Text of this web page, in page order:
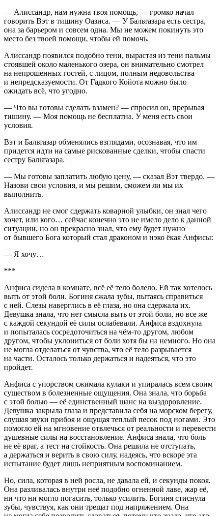
— Алиссандр, нам нужна твоя помощь, — громко начал
говорить Вэт в тишину Оазиса. — У Бальтазара есть сестра,
она за барьером и совсем одна. Мы не можем покинуть это
место без твоей помощи, чтобы ей помочь.
Алиссандр появился подобно тени, вырастая из тени пальмы
стоявшей около маленького озера, он внимательно смотрел
на непрошенных гостей, с лицом, полным недовольства
и непредсказуемости. От Гадкого Койота можно было
ожидать всё, что угодно.
— Что вы готовы сделать взамен? — спросил он, прерывая
тишину. — Моя помощь не бесплатна. У меня есть свои
условия.
Вэт и Бальтазар обменялись взглядами, осознавая, что им
придется идти на самые рискованные сделки, чтобы спасти
сестру Бальтазара.
— Мы готовы заплатить любую цену, — сказал Вэт твердо. —
Назови свои условия, и мы решим, сможем ли мы их
выполнить.
Алиссандр не смог сдержать коварной улыбки, он знал чего
хочет, или кого… сейчас конечно это не имело дело к данной
ситуации, но он прекрасно знал, что ему будет нужно
от бывшего Бога который стал драконом и нэко ёкая Анфисы:
— Я хочу…
***
Анфиса сидела в комнате, всё её тело болело. Ей так хотелось
выть от этой боли. Богиня сжала зубы, пытаясь справиться
с ней. Слезы наверглись в её глаза, но она сдержала их.
Девушка знала, что нет смысла выть от этой боли, но все же
с каждой секундой её силы ослабевали. Анфиса вздохнула
и попыталась сосредоточиться на чём-то другом, любом
другом, чтобы уклониться от боли хотя бы на немного. Но она
не могла отделаться от чувства, что её тело разрывается
на части. Осталось только держаться и надеяться, что это
пройдет.
Анфиса с упорством сжимала кулаки и упиралась всем своим
существом в болезненные ощущения. Она знала, что борьба
с этой болью — её единственный шанс на выздоровление.
Девушка закрыла глаза и представила себя на морском берегу,
слушая звуки прибоя и ощущая теплый песок под ногами. Это
помогло ей на мгновение отвлечься от реальности и перевести
душевные силы на восстановление. Анфиса знала, что боль
не её враг, а тест на стойкость. Она решила не отступать,
а держаться и верить в свою силу, надеясь, что вскоре эта
испытание будет лишь неприятным воспоминанием.
Но, сила, которая в ней росла, не давала ей, и секунды покоя.
Она разливалась внутри неё подобно огненной лаве, жар её,
ни что ни могло погасить, только усилить. Богиня стиснула
зубы, чувствуя, как они трещат под напряжением. Она